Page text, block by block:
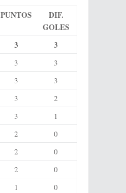
PUNTOS
DIF.
GOLES
3 3
3
3
3
3
3
2
3
1
2
0
2
0
2
0
1
0